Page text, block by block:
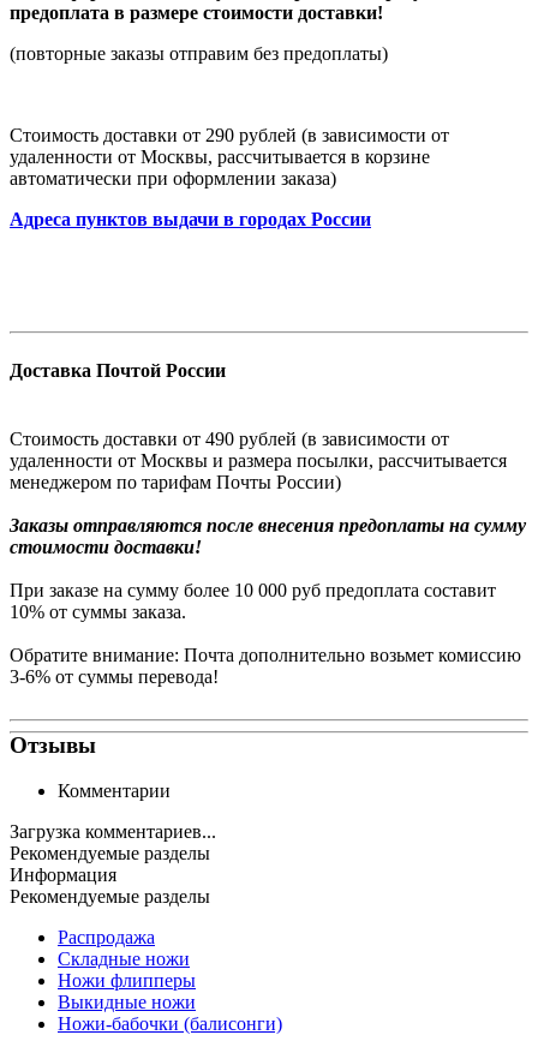
предоплата в размере стоимости доставки!
(повторные заказы отправим без предоплаты)
Стоимость доставки от 290 рублей (в зависимости от
удаленности от Москвы, рассчитывается в корзине
автоматически при оформлении заказа)
Адреса пунктов выдачи в городах России
Доставка Почтой России
Стоимость доставки от 490 рублей (в зависимости от
удаленности от Москвы и размера посылки, рассчитывается
менеджером по тарифам Почты России)
Заказы отправляются после внесения предоплаты на сумму
стоимости доставки!
При заказе на сумму более 10 000 руб предоплата составит
10% от суммы заказа.
Обратите внимание: Почта дополнительно возьмет комиссию
3-6% от суммы перевода!
Отзывы
Комментарии
Загрузка комментариев...
Рекомендуемые разделы
Информация
Рекомендуемые разделы
Распродажа
Складные ножи
Ножи флипперы
Выкидные ножи
Ножи-бабочки (балисонги)